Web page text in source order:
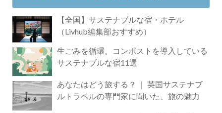
【全国】サステナブルな宿・ホテル
（Livhub編集部おすすめ）
生ごみを循環。コンポストを導入している
サステナブルな宿11選
あなたはどう旅する？ ｜ 英国サステナブ
ルトラベルの専門家に聞いた、旅の魅力